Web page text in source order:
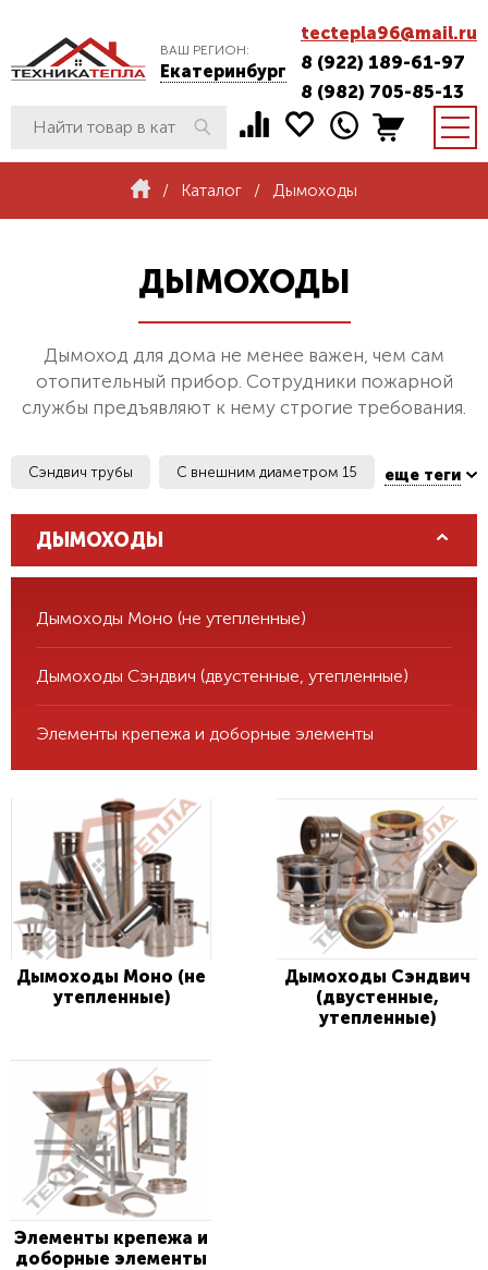
ВАШ РЕГИОН:
Екатеринбург
tectepla96@mail.ru
8 (922) 189-61-97
8 (982) 705-85-13
/ Каталог / Дымоходы
ДЫМОХОДЫ
Дымоход для дома не менее важен, чем сам
отопительный прибор. Сотрудники пожарной
службы предъявляют к нему строгие требования.
еще теги
Сэндвич трубы С внешним диаметром 15
Нержавеющая сталь Тройник Труба
ДЫМОХОДЫ
Дымоходы Моно (не утепленные)
Дымоходы Сэндвич (двустенные, утепленные)
Элементы крепежа и доборные элементы
Дымоходы Моно (не
утепленные)
Дымоходы Сэндвич
(двустенные,
утепленные)
Элементы крепежа и
доборные элементы